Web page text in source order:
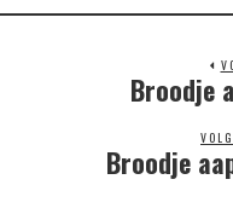
Broodje
Broodje